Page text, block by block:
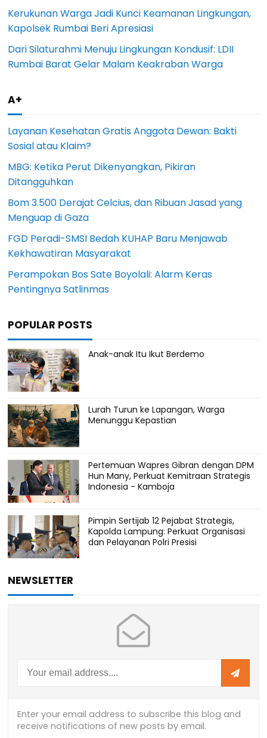
Kerukunan Warga Jadi Kunci Keamanan Lingkungan,
Kapolsek Rumbai Beri Apresiasi
Dari Silaturahmi Menuju Lingkungan Kondusif: LDII
Rumbai Barat Gelar Malam Keakraban Warga
A+
Layanan Kesehatan Gratis Anggota Dewan: Bakti
Sosial atau Klaim?
MBG: Ketika Perut Dikenyangkan, Pikiran
Ditangguhkan
Bom 3.500 Derajat Celcius, dan Ribuan Jasad yang
Menguap di Gaza
FGD Peradi-SMSI Bedah KUHAP Baru Menjawab
Kekhawatiran Masyarakat
Perampokan Bos Sate Boyolali: Alarm Keras
Pentingnya Satlinmas
POPULAR POSTS
Anak-anak Itu Ikut Berdemo
Lurah Turun ke Lapangan, Warga
Menunggu Kepastian
Pertemuan Wapres Gibran dengan DPM
Hun Many, Perkuat Kemitraan Strategis
Indonesia - Kamboja
Pimpin Sertijab 12 Pejabat Strategis,
Kapolda Lampung: Perkuat Organisasi
dan Pelayanan Polri Presisi
NEWSLETTER